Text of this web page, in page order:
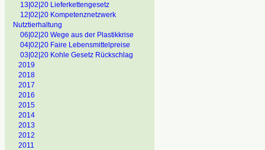
13|02|20 Lieferkettengesetz
12|02|20 Kompetenznetzwerk
Nutztierhaltung
06|02|20 Wege aus der Plastikkrise
04|02|20 Faire Lebensmittelpreise
03|02|20 Kohle Gesetz Rückschlag
2019
2018
2017
2016
2015
2014
2013
2012
2011